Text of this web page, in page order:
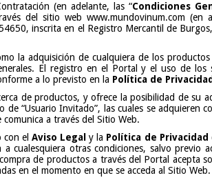
(en adelante, las “Condiciones
del sitio web www.mundovinum.com (en
inscrita en el Registro Mercantil de
la adquisición de cualquiera de los
El registro en el Portal y el uso de
a lo previsto en la Política de Privacidad
de productos, y ofrece la posibilidad de su
de “Usuario Invitado”, las cuales se
a través del Sitio Web.
con el Aviso Legal y la Política de Privacidad
cualesquiera otras condiciones, salvo
de productos a través del Portal acepta
en el momento en que se acceda al Sitio Web.